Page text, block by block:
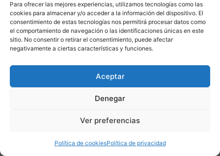
Para ofrecer las mejores experiencias, utilizamos tecnologías como las
cookies para almacenar y/o acceder a la información del dispositivo. El
consentimiento de estas tecnologías nos permitirá procesar datos como
el comportamiento de navegación o las identificaciones únicas en este
sitio. No consentir o retirar el consentimiento, puede afectar
negativamente a ciertas características y funciones.
Aceptar
Denegar
Ver preferencias
Política de cookiesPolítica de privacidad
16,57€ IVA
incluido
BD82322
18,41€16,57€
IVA incluido